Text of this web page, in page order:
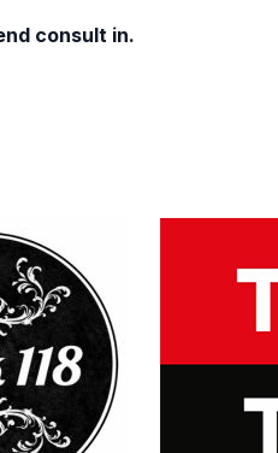
consult in.